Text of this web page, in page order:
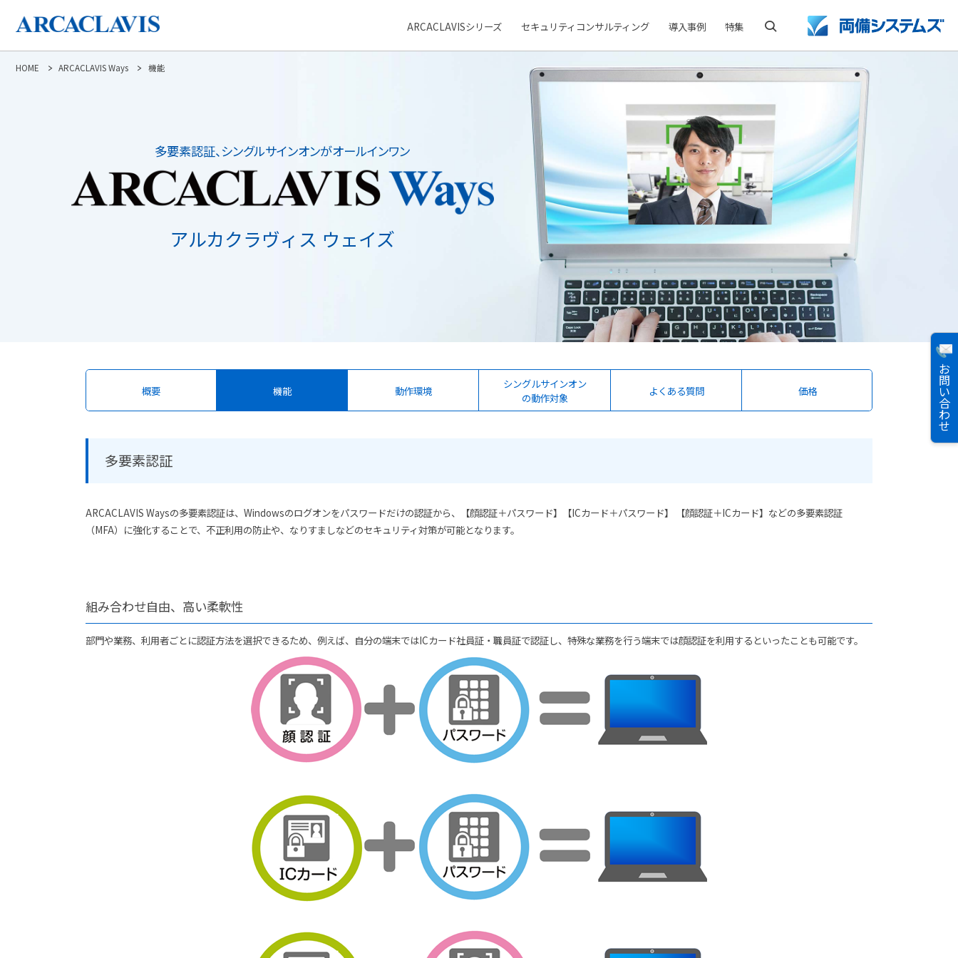
ニ
検索
ARCACLAVISシリーズ セキュリティコンサルティング 導入事例 特集
お
問
い
合
わ
せ
HOME ARCACLAVIS Ways 機能
多要素認証、シングルサインオンがオールインワン
アルカクラヴィス ウェイズ
概要 機能 動作環境
シングルサインオン
の動作対象
よくある質問 価格
多要素認証
ARCACLAVIS Waysの多要素認証は、Windowsのログオンをパスワードだけの認証から、【顔認証＋パスワード】【ICカード＋パスワード】 【顔認証＋ICカード】などの多要素認証
（MFA）に強化することで、不正利用の防止や、なりすましなどのセキュリティ対策が可能となります。
組み合わせ自由、高い柔軟性
部門や業務、利用者ごとに認証方法を選択できるため、例えば、自分の端末ではICカード社員証・職員証で認証し、特殊な業務を行う端末では顔認証を利用するといったことも可能です。